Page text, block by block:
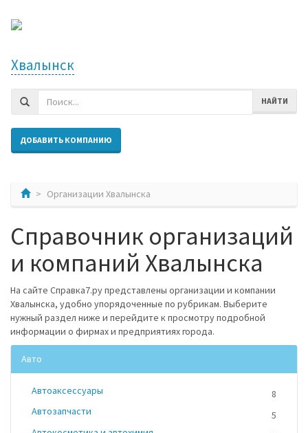
Хвалынск
НАЙТИ
ДОБАВИТЬ КОМПАНИЮ
Организации Хвалынска
Справочник организаций
и компаний Хвалынска
На сайте Справка7.ру представлены организации и компании
Хвалынска, удобно упорядоченные по рубрикам. Выберите
нужный раздел ниже и перейдите к просмотру подробной
информации о фирмах и предприятиях города.
Авто
Автоаксессуары
8
Автозапчасти
5